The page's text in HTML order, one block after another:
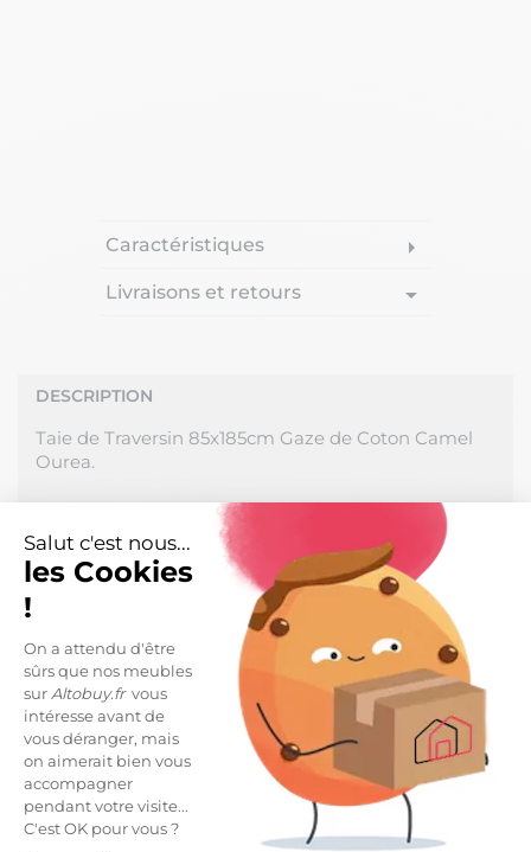
Salut c'est nous...
les Cookies
!
On a attendu d'être
sûrs que nos meubles
surAltobuy.frvous
intéresse avant de
vous déranger, mais
on aimerait bien vous
accompagner
pendant votre visite...
C'est OK pour vous ?
Caractéristiques arrow_right
Livraisons et retours arrow_drop_down
DESCRIPTION
Taie de Traversin 85x185cm Gaze de Coton Camel
Ourea.
Un linge respectueux de votre corps, agréable et
douillet pour une chambre chaleureuse. Une
conception en double gaze de coton, légère, fluide
et confortable. Une matière qui gagne en souplesse
et en douceur au fil des lavages. Naturellement
froissée : pas besoin de repasser !
Fabrication 100% Coton, densité 125 g/m2.
Surpiqures aux extrémités. Traversin non fourni.
Produit certifié OEKO-TEX.
Dimensions : 85x185cm.
Entretien facile : Lavage à 40°C avec couleurs
similaires, sèche-linge possible.